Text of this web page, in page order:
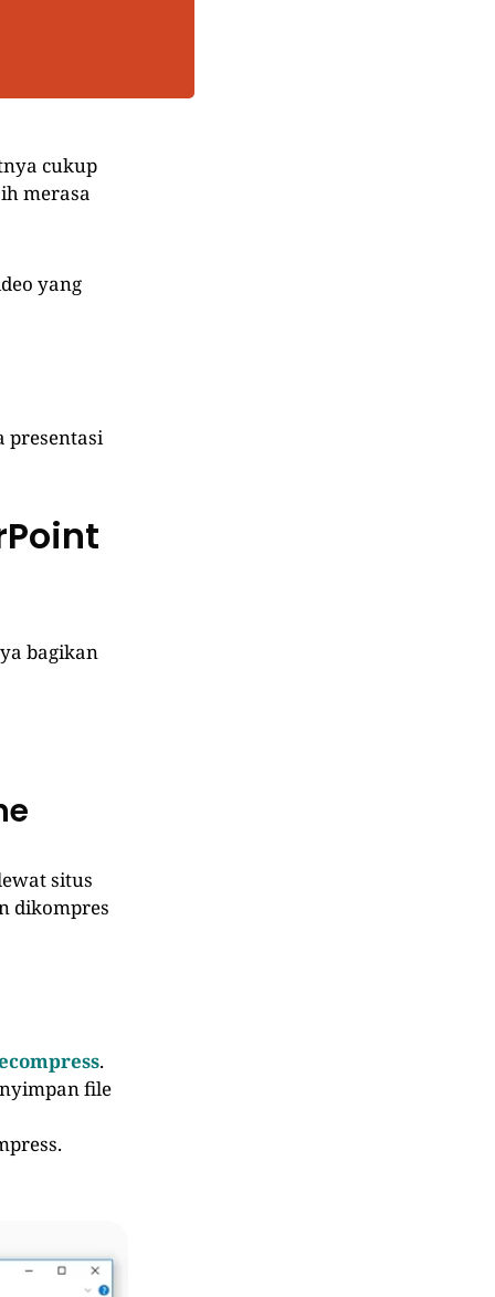
cukup
merasa
yang
presentasi
bagikan
situs
dikompres
.
file